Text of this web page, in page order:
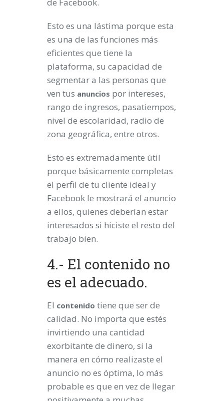
Esto es una lástima porque esta
es una de las funciones más
eficientes que tiene la
plataforma, su capacidad de
segmentar a las personas que
ven tus anuncios por intereses,
rango de ingresos, pasatiempos,
nivel de escolaridad, radio de
zona geográfica, entre otros.
Esto es extremadamente útil
porque básicamente completas
el perfil de tu cliente ideal y
Facebook le mostrará el anuncio
a ellos, quienes deberían estar
interesados si hiciste el resto del
trabajo bien.
4.- El contenido no
es el adecuado.
El contenido tiene que ser de
calidad. No importa que estés
invirtiendo una cantidad
exorbitante de dinero, si la
manera en cómo realizaste el
anuncio no es óptima, lo más
probable es que en vez de llegar